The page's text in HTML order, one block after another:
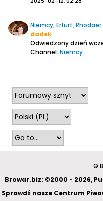
Niemcy, Erfurt,
dadek
Odwiedzony dzień
Channel: Niemcy
©
Browar.biz: ©2000 - 2026,
Sprawdź nasze Centrum